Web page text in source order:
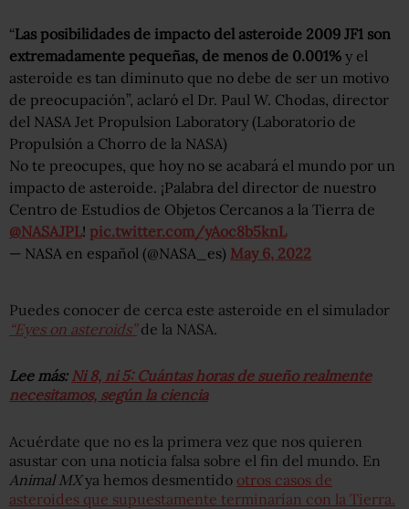
“Las posibilidades de impacto del asteroide 2009 JF1 son
extremadamente pequeñas, de menos de 0.001% y el
asteroide es tan diminuto que no debe de ser un motivo
de preocupación”, aclaró el Dr. Paul W. Chodas, director
del NASA Jet Propulsion Laboratory (Laboratorio de
Propulsión a Chorro de la NASA)
No te preocupes, que hoy no se acabará el mundo por un
impacto de asteroide. ¡Palabra del director de nuestro
Centro de Estudios de Objetos Cercanos a la Tierra de
@NASAJPL! pic.twitter.com/yAoc8b5knL
— NASA en español (@NASA_es) May 6, 2022
Puedes conocer de cerca este asteroide en el simulador
“Eyes on asteroids”de la NASA.
Lee más: Ni 8, ni 5: Cuántas horas de sueño realmente
necesitamos, según la ciencia
Acuérdate que no es la primera vez que nos quieren
asustar con una noticia falsa sobre el fin del mundo. En
Animal MXya hemos desmentido otros casos de
asteroides que supuestamente terminarían con la Tierra.